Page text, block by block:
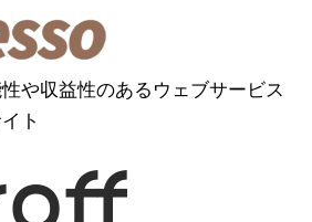
や収益性のあるウェブサービス
ト